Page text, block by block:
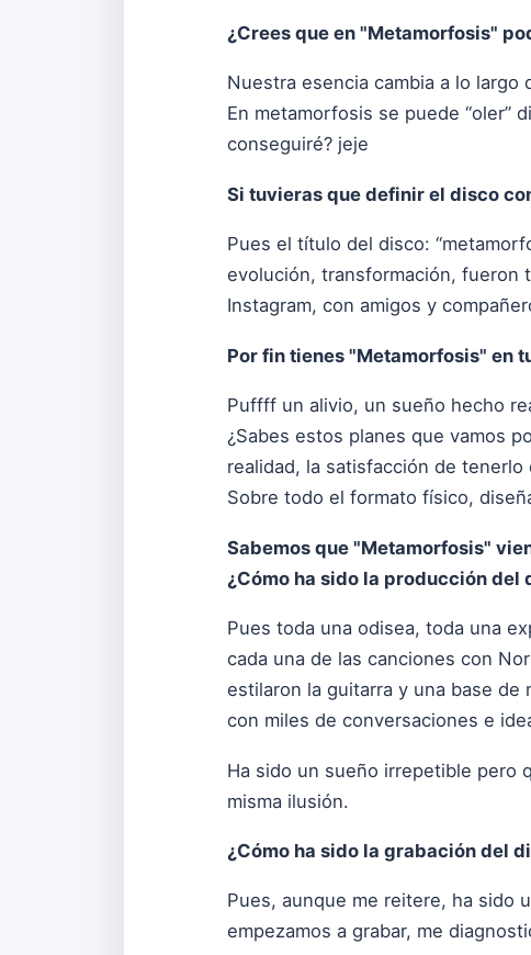
¿Crees que en "Metamorfosis"
Nuestra esencia cambia a lo
En metamorfosis se puede “oler”
conseguiré? jeje
Si tuvieras que definir el disco
Pues el título del disco:
evolución, transformación, fueron
Instagram, con amigos y
Por fin tienes "Metamorfosis" en
Puffff un alivio, un sueño hecho
¿Sabes estos planes que vamos
realidad, la satisfacción de
Sobre todo el formato físico,
Sabemos que "Metamorfosis"
¿Cómo ha sido la producción del
Pues toda una odisea, toda una
cada una de las canciones con
estilaron la guitarra y una base de
con miles de conversaciones e
Ha sido un sueño irrepetible pero
misma ilusión.
¿Cómo ha sido la grabación del
Pues, aunque me reitere, ha sido
empezamos a grabar, me